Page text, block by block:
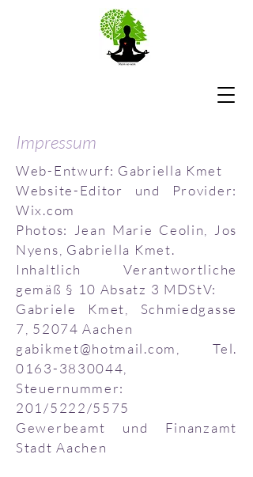
Impressum
Web-Entwurf: Gabriella Kmet
Website-Editor und Provider:
Wix.com
Photos: Jean Marie Ceolin, Jos
Nyens, Gabriella Kmet.
Inhaltlich Verantwortliche
gemäß § 10 Absatz 3 MDStV:
Gabriele Kmet, Schmiedgasse
7, 52074 Aachen
gabikmet@hotmail.com
, Tel.
0163-3830044
Steuernummer:
201/5222/5575
Gewerbeamt und Finanzamt
Stadt Aachen